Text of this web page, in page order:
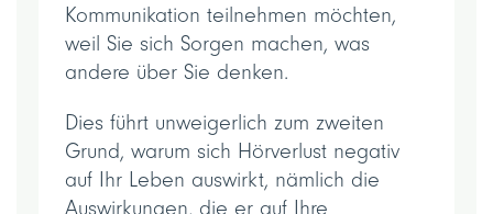
Kommunikation teilnehmen möchten,
weil Sie sich Sorgen machen, was
andere über Sie denken.
Dies führt unweigerlich zum zweiten
Grund, warum sich Hörverlust negativ
auf Ihr Leben auswirkt, nämlich die
Auswirkungen, die er auf Ihre